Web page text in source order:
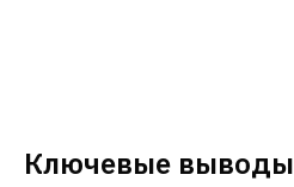
Ключевые выводы